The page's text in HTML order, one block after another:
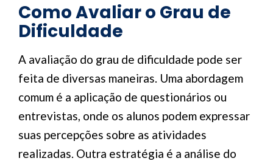
Como Avaliar o Grau de
Dificuldade
A avaliação do grau de dificuldade pode ser
feita de diversas maneiras. Uma abordagem
comum é a aplicação de questionários ou
entrevistas, onde os alunos podem expressar
suas percepções sobre as atividades
realizadas. Outra estratégia é a análise do